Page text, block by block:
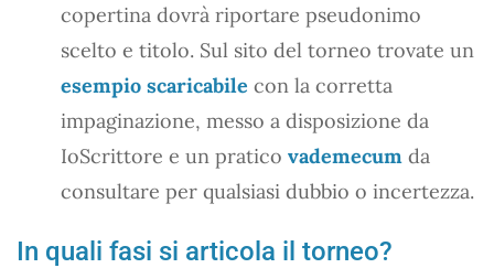
copertina dovrà riportare pseudonimo
scelto e titolo. Sul sito del torneo trovate un
esempio scaricabile con la corretta
impaginazione, messo a disposizione da
IoScrittore e un pratico vademecum da
consultare per qualsiasi dubbio o incertezza.
In quali fasi si articola il torneo?